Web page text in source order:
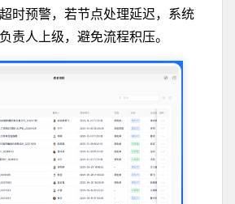
时预警，若节点处理延迟，系统
责人上级，避免流程积压。